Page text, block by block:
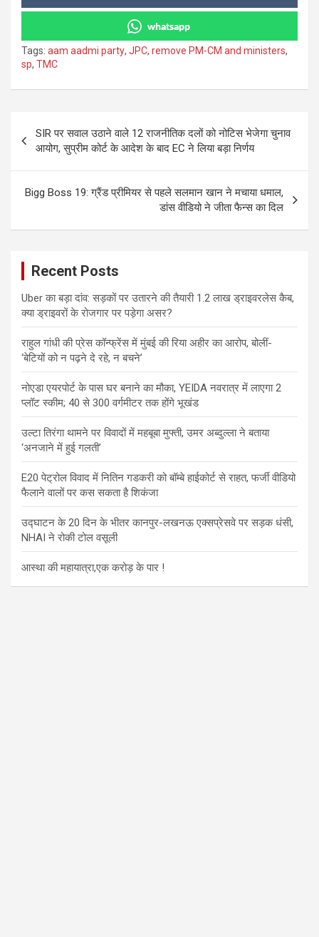
whatsapp
Tags: aam aadmi party, JPC, remove PM-CM and ministers,
sp, TMC
navigation
SIR पर सवाल उठाने वाले 12 राजनीतिक दलों को नोटिस भेजेगा चुनाव
आयोग, सुप्रीम कोर्ट के आदेश के बाद EC ने लिया बड़ा निर्णय
Bigg Boss 19: ग्रैंड प्रीमियर से पहले सलमान खान ने मचाया धमाल,
डांस वीडियो ने जीता फैन्स का दिल
Recent Posts
Uber का बड़ा दांव: सड़कों पर उतारने की तैयारी 1.2 लाख ड्राइवरलेस कैब,
क्या ड्राइवरों के रोजगार पर पड़ेगा असर?
राहुल गांधी की प्रेस कॉन्फ्रेंस में मुंबई की रिया अहीर का आरोप, बोलीं-
‘बेटियों को न पढ़ने दे रहे, न बचने’
नोएडा एयरपोर्ट के पास घर बनाने का मौका, YEIDA नवरात्र में लाएगा 2
प्लॉट स्कीम; 40 से 300 वर्गमीटर तक होंगे भूखंड
उल्टा तिरंगा थामने पर विवादों में महबूबा मुफ्ती, उमर अब्दुल्ला ने बताया
‘अनजाने में हुई गलती’
E20 पेट्रोल विवाद में नितिन गडकरी को बॉम्बे हाईकोर्ट से राहत, फर्जी वीडियो
फैलाने वालों पर कस सकता है शिकंजा
उद्घाटन के 20 दिन के भीतर कानपुर-लखनऊ एक्सप्रेसवे पर सड़क धंसी,
NHAI ने रोकी टोल वसूली
आस्था की महायात्रा,एक करोड़ के पार !